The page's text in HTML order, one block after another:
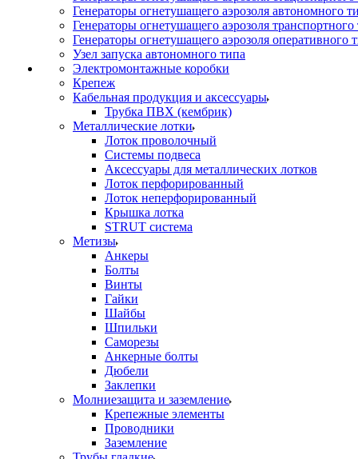
Генераторы огнетушащего аэрозоля автономного
Генераторы огнетушащего аэрозоля транспортного
Генераторы огнетушащего аэрозоля оперативного
Узел запуска автономного типа
Электромонтажные коробки
Крепеж
Кабельная продукция и аксессуары
Трубка ПВХ (кембрик)
Металлические лотки
Лоток проволочный
Системы подвеса
Аксессуары для металлических лотков
Лоток перфорированный
Лоток неперфорированный
Крышка лотка
STRUT система
Метизы
Анкеры
Болты
Винты
Гайки
Шайбы
Шпильки
Саморезы
Анкерные болты
Дюбели
Заклепки
Молниезащита и заземление
Крепежные элементы
Проводники
Заземление